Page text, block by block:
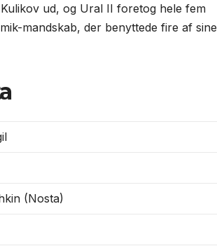
ud, og Ural II foretog hele fem
mandskab, der benyttede fire af sine
(Nosta)